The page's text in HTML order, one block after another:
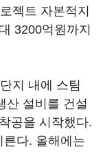
젝트 자본적지
3200억원까지
지 내에 스팀
산 설비를 건설
공을 시작했다.
다. 올해에는